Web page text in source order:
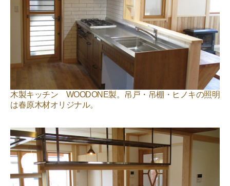
木製キッチン WOODONE製。吊戸・吊棚・ヒノキの照明
は春原木材オリジナル。